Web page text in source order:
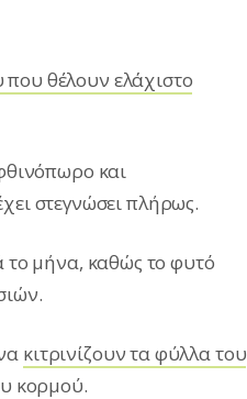
θέλουν ελάχιστο
και
στεγνώσει πλήρως.
το μήνα, καθώς το φυτό
κιτρινίζουν τα φύλλα του
κορμού.